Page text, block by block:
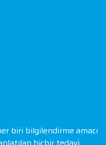
biri bilgilendirme amacı